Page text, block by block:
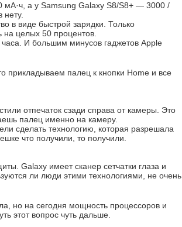
а у Samsung Galaxy S8/S8+ — 3000 /
в виде быстрой зарядки. Только
на целых 50 процентов.
И большим минусов гаджетов Apple
прикладываем палец к кнопки Home и все
отпечаток сзади справа от камеры. Это
палец именно на камеру.
сделать технологию, которая разрешала
что получили, то получили.
Galaxy имеет сканер сетчатки глаза и
ли люди этими технологиями, не очень
но на сегодня мощность процессоров и
этот вопрос чуть дальше.